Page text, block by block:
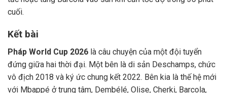
cuối.
Kết bài
Pháp World Cup 2026 là câu chuyện của một đội tuyển
đứng giữa hai thời đại. Một bên là di sản Deschamps, chức
vô địch 2018 và ký ức chung kết 2022. Bên kia là thế hệ mới
với Mbappé ở trung tâm, Dembélé, Olise, Cherki, Barcola,